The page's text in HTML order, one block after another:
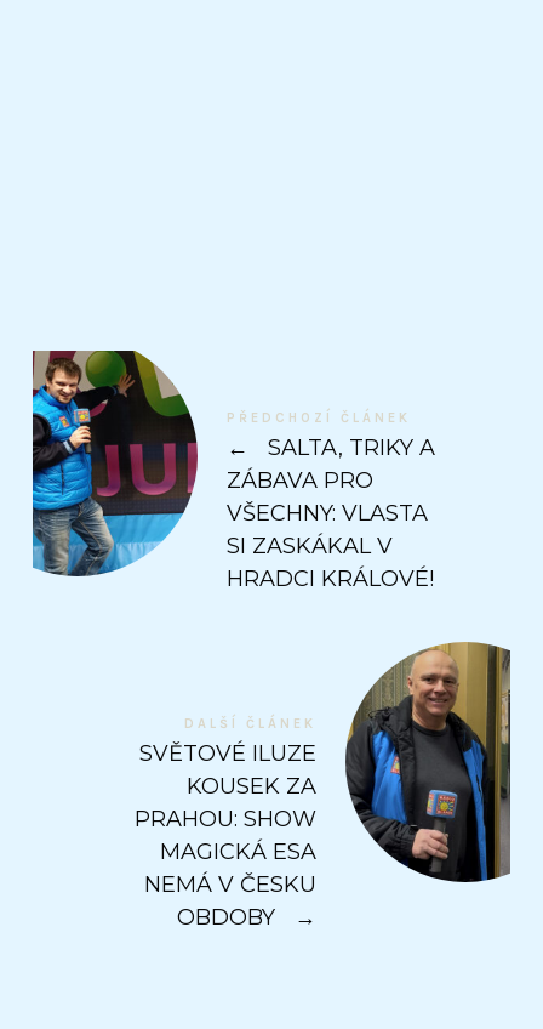
PŘEDCHOZÍ ČLÁNEK
←
SALTA, TRIKY A
ZÁBAVA PRO
VŠECHNY: VLASTA
SI ZASKÁKAL V
HRADCI KRÁLOVÉ!
DALŠÍ ČLÁNEK
SVĚTOVÉ ILUZE
KOUSEK ZA
PRAHOU: SHOW
MAGICKÁ ESA
NEMÁ V ČESKU
OBDOBY
→